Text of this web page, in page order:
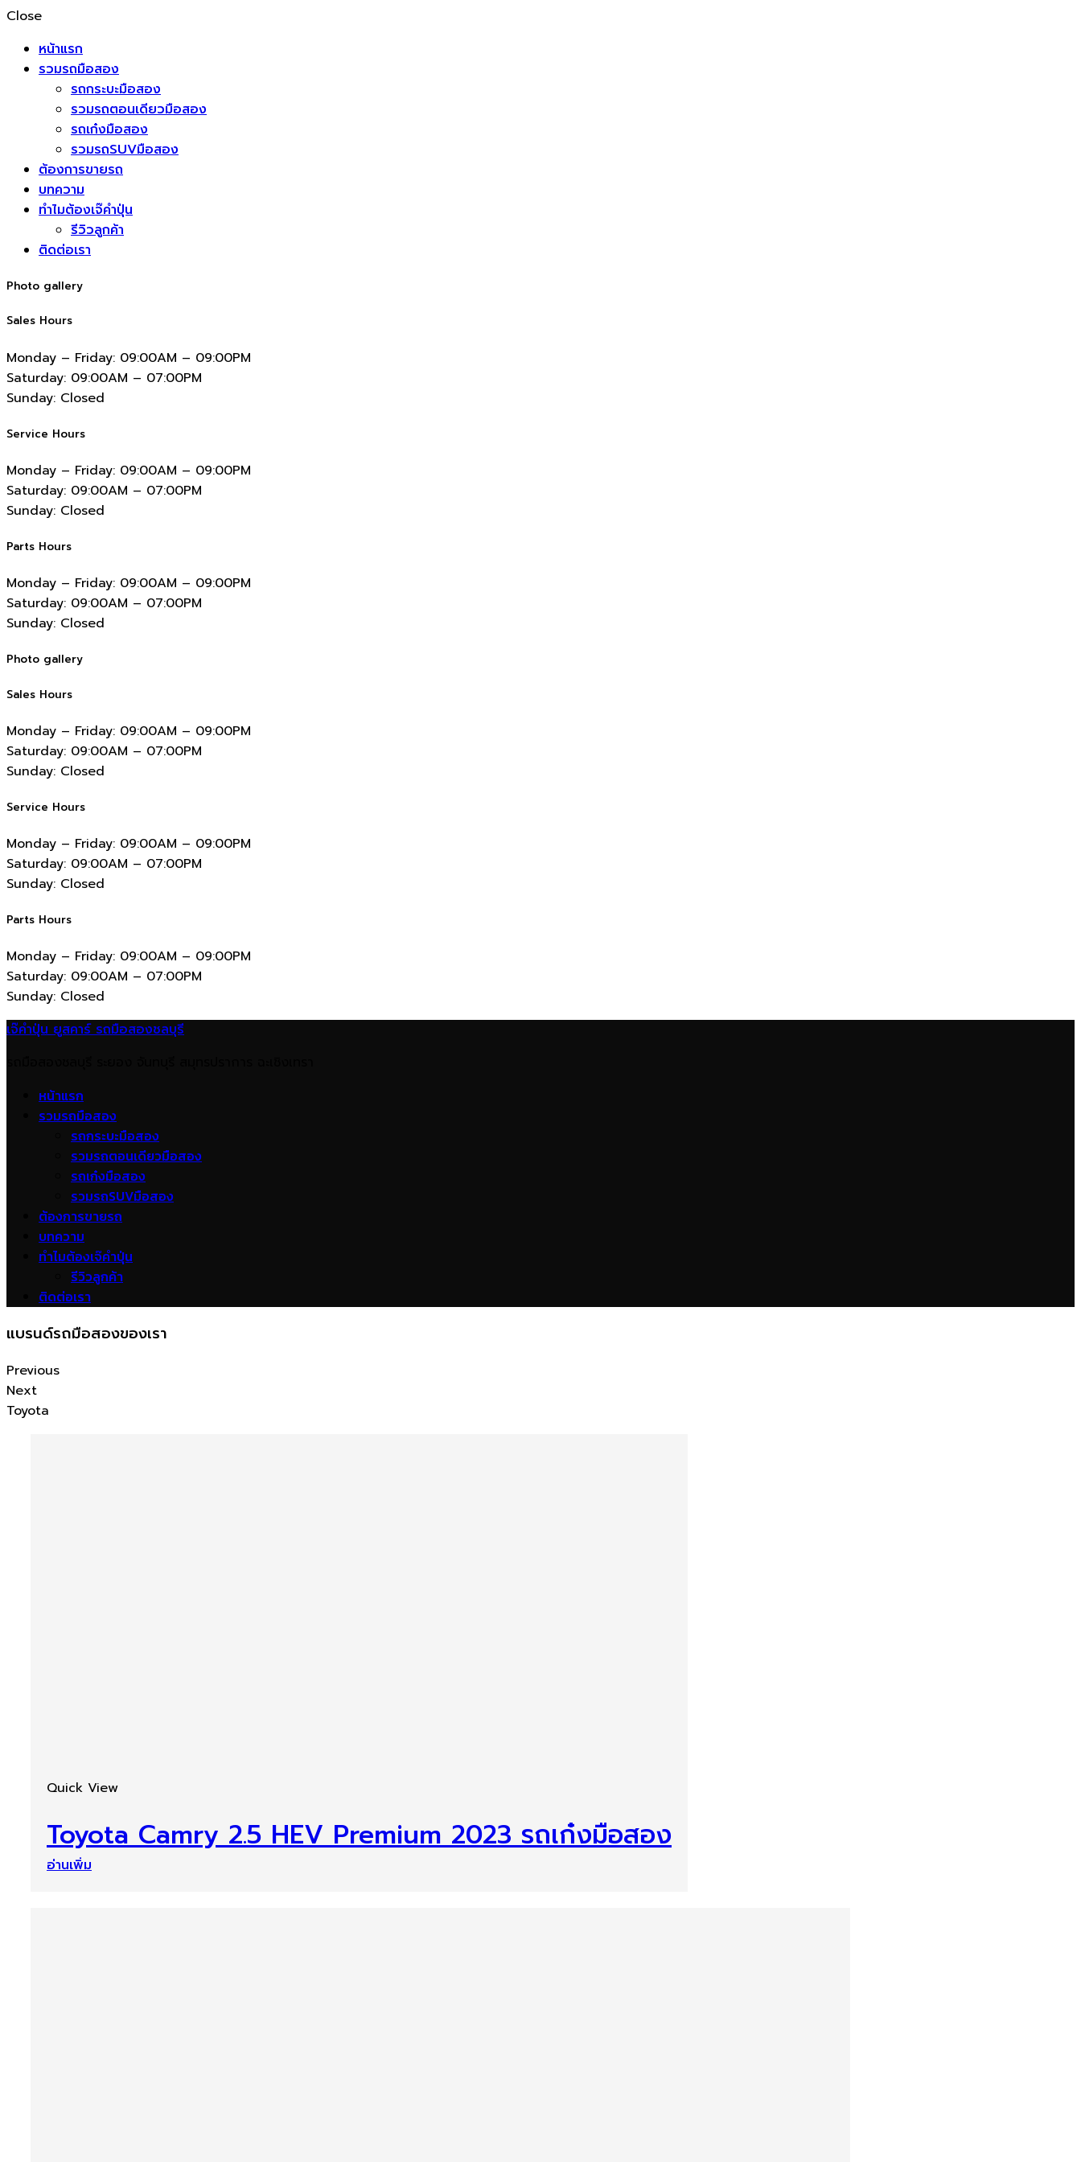
Close
หน้าแรก
รวมรถมือสอง
รถกระบะมือสอง
รวมรถตอนเดียวมือสอง
รถเก๋งมือสอง
รวมรถSUVมือสอง
ต้องการขายรถ
บทความ
ทำไมต้องเจ๊คำปุ่น
รีวิวลูกค้า
ติดต่อเรา
Photo gallery
Sales Hours
Monday – Friday: 09:00AM – 09:00PM
Saturday: 09:00AM – 07:00PM
Sunday: Closed
Service Hours
Monday – Friday: 09:00AM – 09:00PM
Saturday: 09:00AM – 07:00PM
Sunday: Closed
Parts Hours
Monday – Friday: 09:00AM – 09:00PM
Saturday: 09:00AM – 07:00PM
Sunday: Closed
Photo gallery
Sales Hours
Monday – Friday: 09:00AM – 09:00PM
Saturday: 09:00AM – 07:00PM
Sunday: Closed
Service Hours
Monday – Friday: 09:00AM – 09:00PM
Saturday: 09:00AM – 07:00PM
Sunday: Closed
Parts Hours
Monday – Friday: 09:00AM – 09:00PM
Saturday: 09:00AM – 07:00PM
Sunday: Closed
เจ๊คำปุ่น ยูสคาร์ รถมือสองชลบุรี
หน้าแรก
รวมรถมือสอง
รถกระบะมือสอง
รวมรถตอนเดียวมือสอง
รถเก๋งมือสอง
รวมรถSUVมือสอง
ต้องการขายรถ
บทความ
ทำไมต้องเจ๊คำปุ่น
รีวิวลูกค้า
ติดต่อเรา
แบรนด์รถมือสองของเรา
Previous
Next
Toyota
Quick View
Toyota Camry 2.5 HEV Premium 2023 รถเก๋งมือสอง
อ่านเพิ่ม